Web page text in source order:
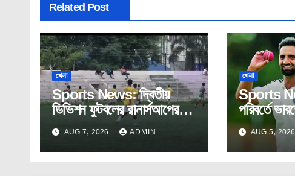
Related Post
খেলা
Sports News: দ্বিতীয়
ডিভিশন ফুটবলের রানার্সআপের
দিকে সরোজ সংঘ।
AUG 7, 2026 ADMIN
খেলা
Sports
পরিবর্তে
কাশ্মীরে
AUG 5,